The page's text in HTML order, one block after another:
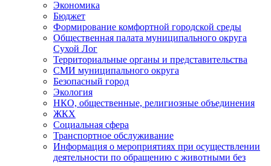
Экономика
Бюджет
Формирование комфортной городской среды
Общественная палата муниципального округа
Сухой Лог
Территориальные органы и представительства
СМИ муниципального округа
Безопасный город
Экология
НКО, общественные, религиозные объединения
ЖКХ
Социальная сфера
Транспортное обслуживание
Информация о мероприятиях при осуществлении
деятельности по обращению с животными без